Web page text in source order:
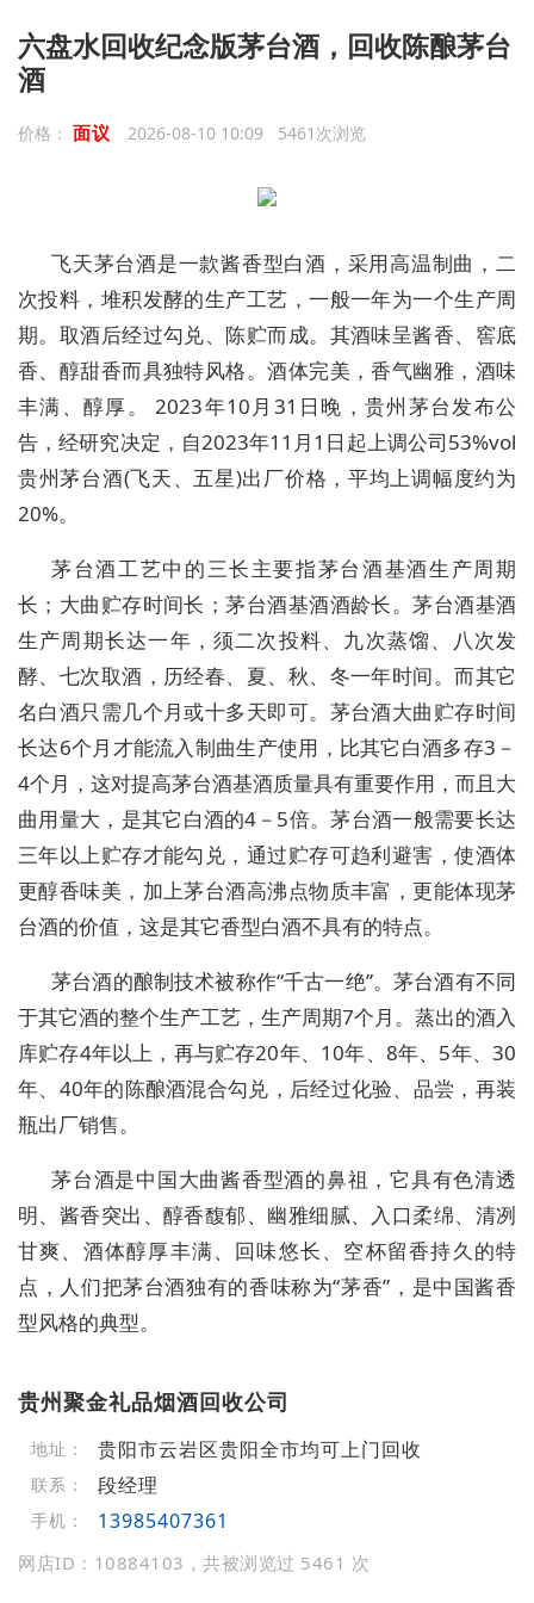
六盘水回收纪念版茅台酒，回收陈酿茅台
酒
价格： 面议 2026-08-10 10:09 5461次浏览
飞天茅台酒是一款酱香型白酒，采用高温制曲，二
次投料，堆积发酵的生产工艺，一般一年为一个生产周
期。取酒后经过勾兑、陈贮而成。其酒味呈酱香、窖底
香、醇甜香而具独特风格。酒体完美，香气幽雅，酒味
丰满、醇厚。 2023年10月31日晚，贵州茅台发布公
告，经研究决定，自2023年11月1日起上调公司53%vol
贵州茅台酒(飞天、五星)出厂价格，平均上调幅度约为
20%。
茅台酒工艺中的三长主要指茅台酒基酒生产周期
长；大曲贮存时间长；茅台酒基酒酒龄长。茅台酒基酒
生产周期长达一年，须二次投料、九次蒸馏、八次发
酵、七次取酒，历经春、夏、秋、冬一年时间。而其它
名白酒只需几个月或十多天即可。茅台酒大曲贮存时间
长达6个月才能流入制曲生产使用，比其它白酒多存3－
4个月，这对提高茅台酒基酒质量具有重要作用，而且大
曲用量大，是其它白酒的4－5倍。茅台酒一般需要长达
三年以上贮存才能勾兑，通过贮存可趋利避害，使酒体
更醇香味美，加上茅台酒高沸点物质丰富，更能体现茅
台酒的价值，这是其它香型白酒不具有的特点。
茅台酒的酿制技术被称作“千古一绝”。茅台酒有不同
于其它酒的整个生产工艺，生产周期7个月。蒸出的酒入
库贮存4年以上，再与贮存20年、10年、8年、5年、30
年、40年的陈酿酒混合勾兑，后经过化验、品尝，再装
瓶出厂销售。
茅台酒是中国大曲酱香型酒的鼻祖，它具有色清透
明、酱香突出、醇香馥郁、幽雅细腻、入口柔绵、清冽
甘爽、酒体醇厚丰满、回味悠长、空杯留香持久的特
点，人们把茅台酒独有的香味称为“茅香”，是中国酱香
型风格的典型。
贵州聚金礼品烟酒回收公司
地址： 贵阳市云岩区贵阳全市均可上门回收
联系： 段经理
手机： 13985407361
网店ID：10884103，共被浏览过 5461 次